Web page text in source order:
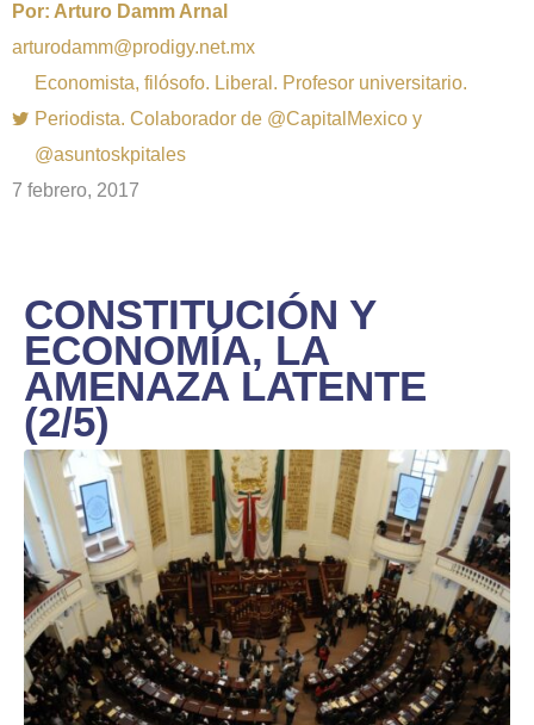
Por: Arturo Damm Arnal
arturodamm@prodigy.net.mx
Economista, filósofo. Liberal. Profesor universitario.
Periodista. Colaborador de @CapitalMexico y
@asuntoskpitales
7 febrero, 2017
CONSTITUCIÓN Y
ECONOMÍA, LA
AMENAZA LATENTE
(2/5)